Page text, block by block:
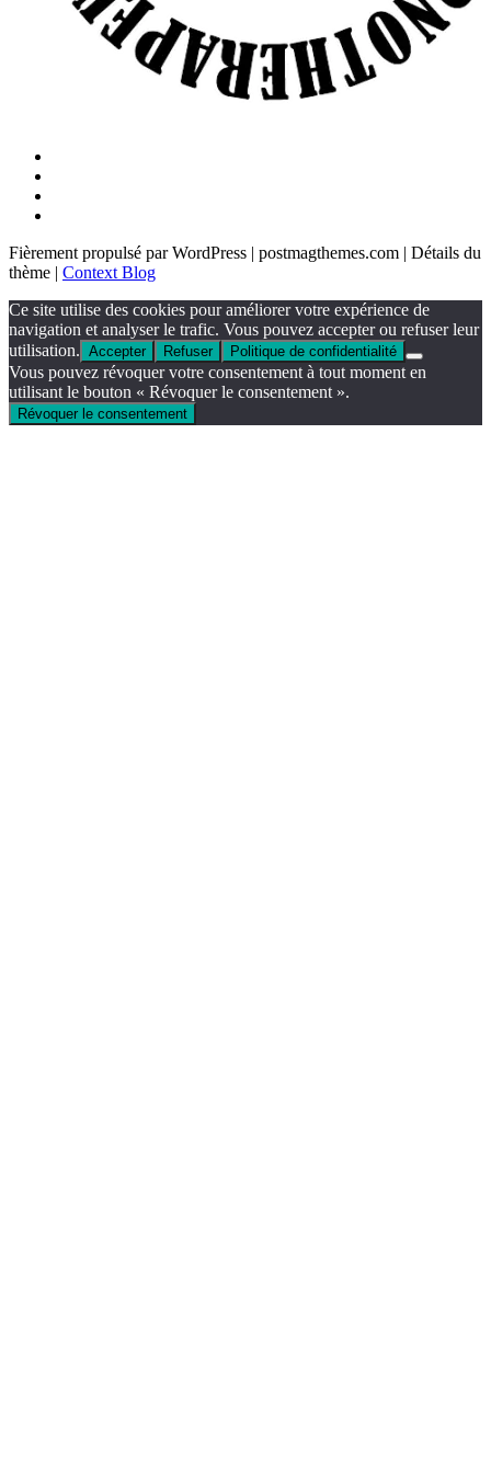
Fièrement propulsé par WordPress | postmagthemes.com | Détails du
thème | Context Blog
Ce site utilise des cookies pour améliorer votre expérience de
navigation et analyser le trafic. Vous pouvez accepter ou refuser leur
utilisation. Accepter Refuser Politique de confidentialité
Vous pouvez révoquer votre consentement à tout moment en
utilisant le bouton « Révoquer le consentement ».
Révoquer le consentement